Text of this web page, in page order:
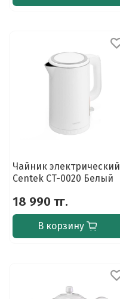
Чайник электрический
Centek CT-0020 Белый
18 990 тг.
В корзину